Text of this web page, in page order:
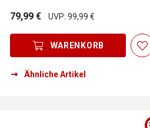
79,99 € UVP: 99,99 €
WARENKORB
Ähnliche Artikel